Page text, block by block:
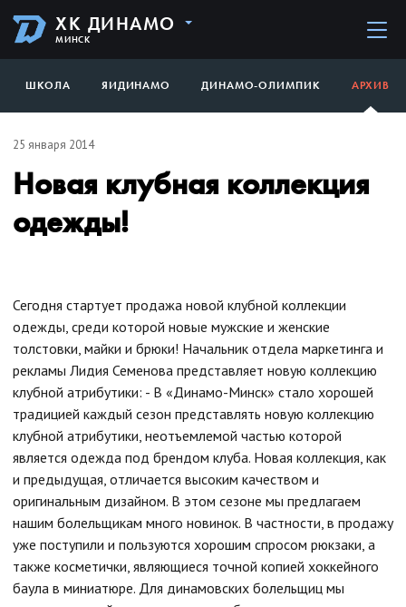
ХК ДИНАМО
МИНСК
ШКОЛА ЯИДИНАМО ДИНАМО-ОЛИМПИК АРХИВ
25 января 2014
Новая клубная коллекция
одежды!
Сегодня стартует продажа новой клубной коллекции
одежды, среди которой новые мужские и женские
толстовки, майки и брюки! Начальник отдела маркетинга и
рекламы Лидия Семенова представляет новую коллекцию
клубной атрибутики: - В «Динамо-Минск» стало хорошей
традицией каждый сезон представлять новую коллекцию
клубной атрибутики, неотъемлемой частью которой
является одежда под брендом клуба. Новая коллекция, как
и предыдущая, отличается высоким качеством и
оригинальным дизайном. В этом сезоне мы предлагаем
нашим болельщикам много новинок. В частности, в продажу
уже поступили и пользуются хорошим спросом рюкзаки, а
также косметички, являющиеся точной копией хоккейного
баула в миниатюре. Для динамовских болельщиц мы